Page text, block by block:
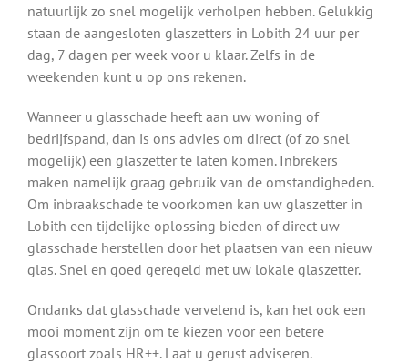
natuurlijk zo snel mogelijk verholpen hebben. Gelukkig
staan de aangesloten glaszetters in Lobith 24 uur per
dag, 7 dagen per week voor u klaar. Zelfs in de
weekenden kunt u op ons rekenen.
Wanneer u glasschade heeft aan uw woning of
bedrijfspand, dan is ons advies om direct (of zo snel
mogelijk) een glaszetter te laten komen. Inbrekers
maken namelijk graag gebruik van de omstandigheden.
Om inbraakschade te voorkomen kan uw glaszetter in
Lobith een tijdelijke oplossing bieden of direct uw
glasschade herstellen door het plaatsen van een nieuw
glas. Snel en goed geregeld met uw lokale glaszetter.
Ondanks dat glasschade vervelend is, kan het ook een
mooi moment zijn om te kiezen voor een betere
glassoort zoals HR++. Laat u gerust adviseren.